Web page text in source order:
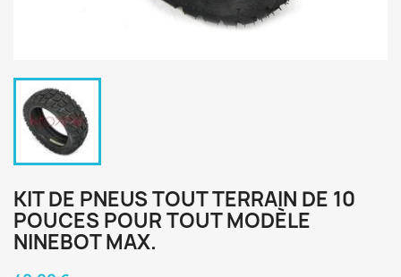
KIT DE PNEUS TOUT TERRAIN DE 10
POUCES POUR TOUT MODÈLE
NINEBOT MAX.